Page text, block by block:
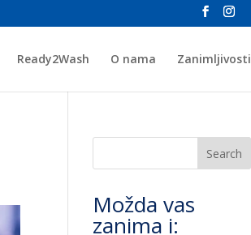
Ready2Wash O nama Zanimljivosti
Search
Možda vas
zanima i: